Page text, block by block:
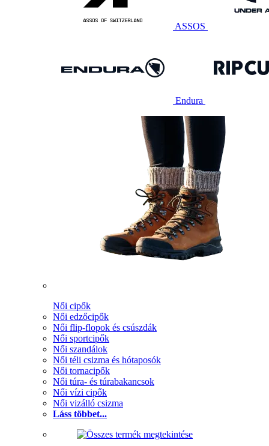
ASSOS
Endura
Női cipők
Női edzőcipők
Női flip-flopok és csúszdák
Női sportcipők
Női szandálok
Női téli csizma és hótaposók
Női tornacipők
Női túra- és túrabakancsok
Női vízi cipők
Női vizálló csizma
Láss többet...